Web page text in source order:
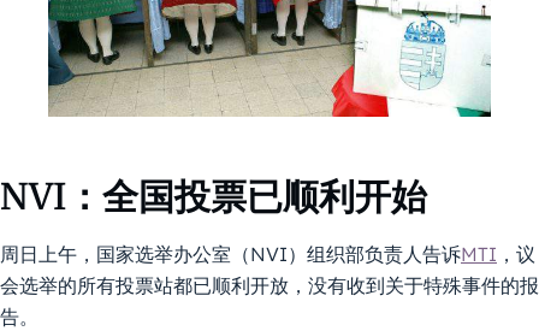
NVI：全国投票已顺利开始
周日上午，国家选举办公室（NVI）组织部负责人告诉MTI ，议
会选举的所有投票站都已顺利开放，没有收到关于特殊事件的报
告。